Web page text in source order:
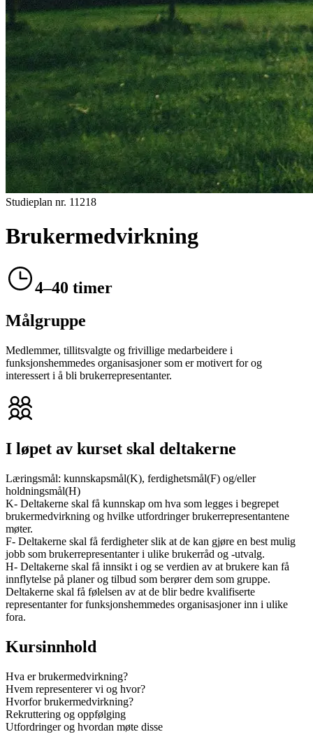
Studieplan nr. 11218
Brukermedvirkning
4–40 timer
Målgruppe
Medlemmer, tillitsvalgte og frivillige medarbeidere i
funksjonshemmedes organisasjoner som er motivert for og
interessert i å bli brukerrepresentanter.
I løpet av kurset skal deltakerne
Læringsmål: kunnskapsmål(K), ferdighetsmål(F) og/eller
holdningsmål(H)
K- Deltakerne skal få kunnskap om hva som legges i begrepet
brukermedvirkning og hvilke utfordringer brukerrepresentantene
møter.
F- Deltakerne skal få ferdigheter slik at de kan gjøre en best mulig
jobb som brukerrepresentanter i ulike brukerråd og -utvalg.
H- Deltakerne skal få innsikt i og se verdien av at brukere kan få
innflytelse på planer og tilbud som berører dem som gruppe.
Deltakerne skal få følelsen av at de blir bedre kvalifiserte
representanter for funksjonshemmedes organisasjoner inn i ulike
fora.
Kursinnhold
Hva er brukermedvirkning?
Hvem representerer vi og hvor?
Hvorfor brukermedvirkning?
Rekruttering og oppfølging
Utfordringer og hvordan møte disse